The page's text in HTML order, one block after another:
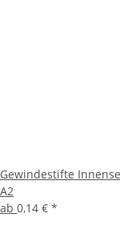
Gewindestifte
A2
ab 0,14 € *